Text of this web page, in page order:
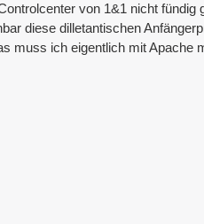
von 1&1 nicht
diese dilletantischen
muss ich eigentlich mit Apache